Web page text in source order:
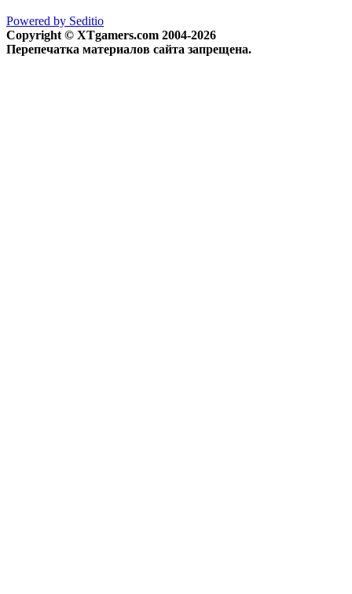
Powered by Seditio
Copyright © XTgamers.com 2004-2026
Перепечатка материалов сайта запрещена.